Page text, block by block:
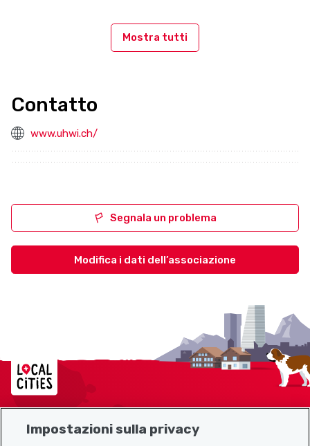
Mostra tutti
Contatto
www.uhwi.ch/
Segnala un problema
Modifica i dati dell’associazione
Localcities
Impostazioni sulla privacy